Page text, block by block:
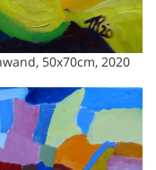
50x70cm, 2020